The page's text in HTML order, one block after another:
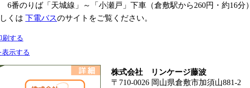
番のりば「天城線」～「小瀬戸」下車（倉敷駅から260円・約16分）
くは 下電バスのサイトをご覧ください。
刷する
表示する
株式会社 リンケージ藤波
〒710-0026 岡山県倉敷市加須山881-2